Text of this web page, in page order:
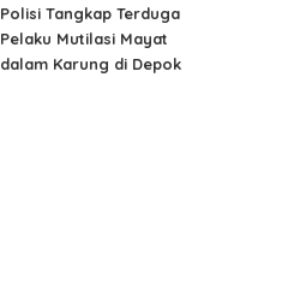
Polisi Tangkap Terduga
Pelaku Mutilasi Mayat
dalam Karung di Depok